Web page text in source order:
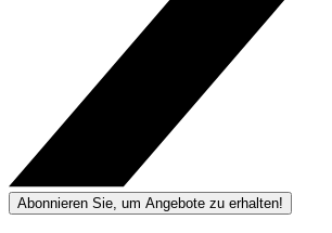
Abonnieren Sie, um Angebote zu erhalten!